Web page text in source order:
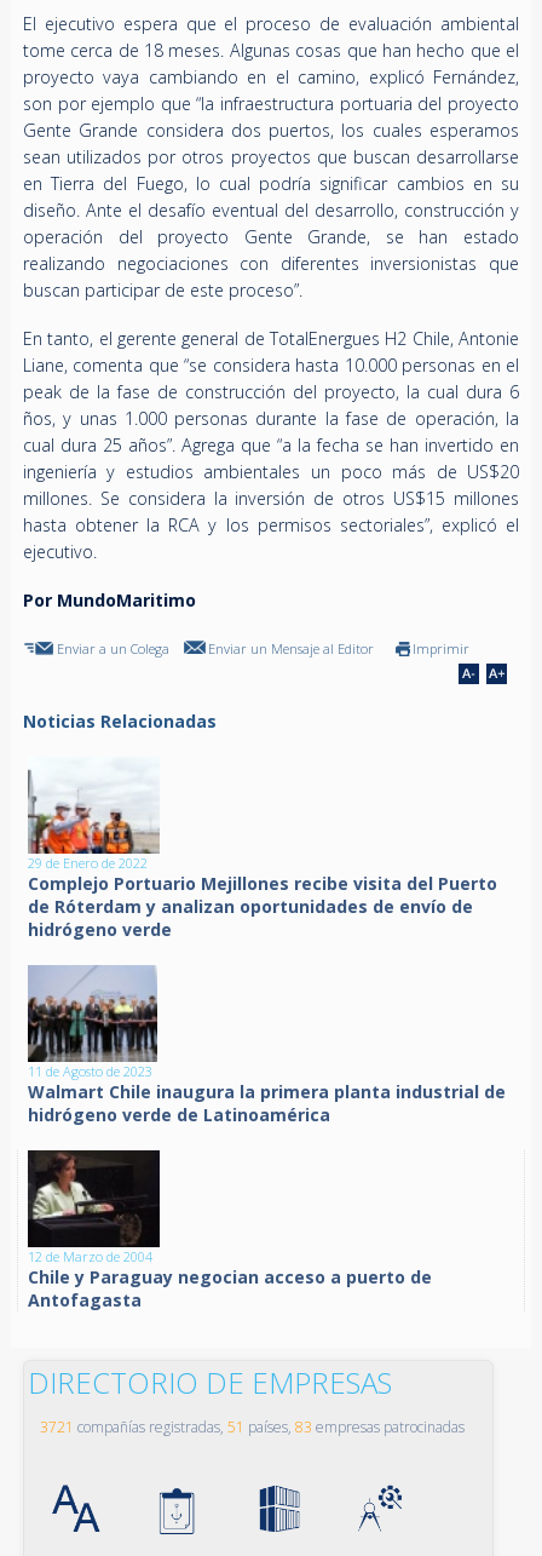
El ejecutivo espera que el proceso de evaluación ambiental
tome cerca de 18 meses. Algunas cosas que han hecho que el
proyecto vaya cambiando en el camino, explicó Fernández,
son por ejemplo que “la infraestructura portuaria del proyecto
Gente Grande considera dos puertos, los cuales esperamos
sean utilizados por otros proyectos que buscan desarrollarse
en Tierra del Fuego, lo cual podría significar cambios en su
diseño. Ante el desafío eventual del desarrollo, construcción y
operación del proyecto Gente Grande, se han estado
realizando negociaciones con diferentes inversionistas que
buscan participar de este proceso”.
En tanto, el gerente general de TotalEnergues H2 Chile, Antonie
Liane, comenta que “se considera hasta 10.000 personas en el
peak de la fase de construcción del proyecto, la cual dura 6
ños, y unas 1.000 personas durante la fase de operación, la
cual dura 25 años”. Agrega que “a la fecha se han invertido en
ingeniería y estudios ambientales un poco más de US$20
millones. Se considera la inversión de otros US$15 millones
hasta obtener la RCA y los permisos sectoriales”, explicó el
ejecutivo.
Por MundoMaritimo
Enviar a un Colega Enviar un Mensaje al Editor Imprimir
Noticias Relacionadas
29 de Enero de 2022
Complejo Portuario Mejillones recibe visita del Puerto
de Róterdam y analizan oportunidades de envío de
hidrógeno verde
11 de Agosto de 2023
Walmart Chile inaugura la primera planta industrial de
hidrógeno verde de Latinoamérica
12 de Marzo de 2004
Chile y Paraguay negocian acceso a puerto de
Antofagasta
DIRECTORIO DE EMPRESAS
3721 compañías registradas, 51 países, 83 empresas patrocinadas